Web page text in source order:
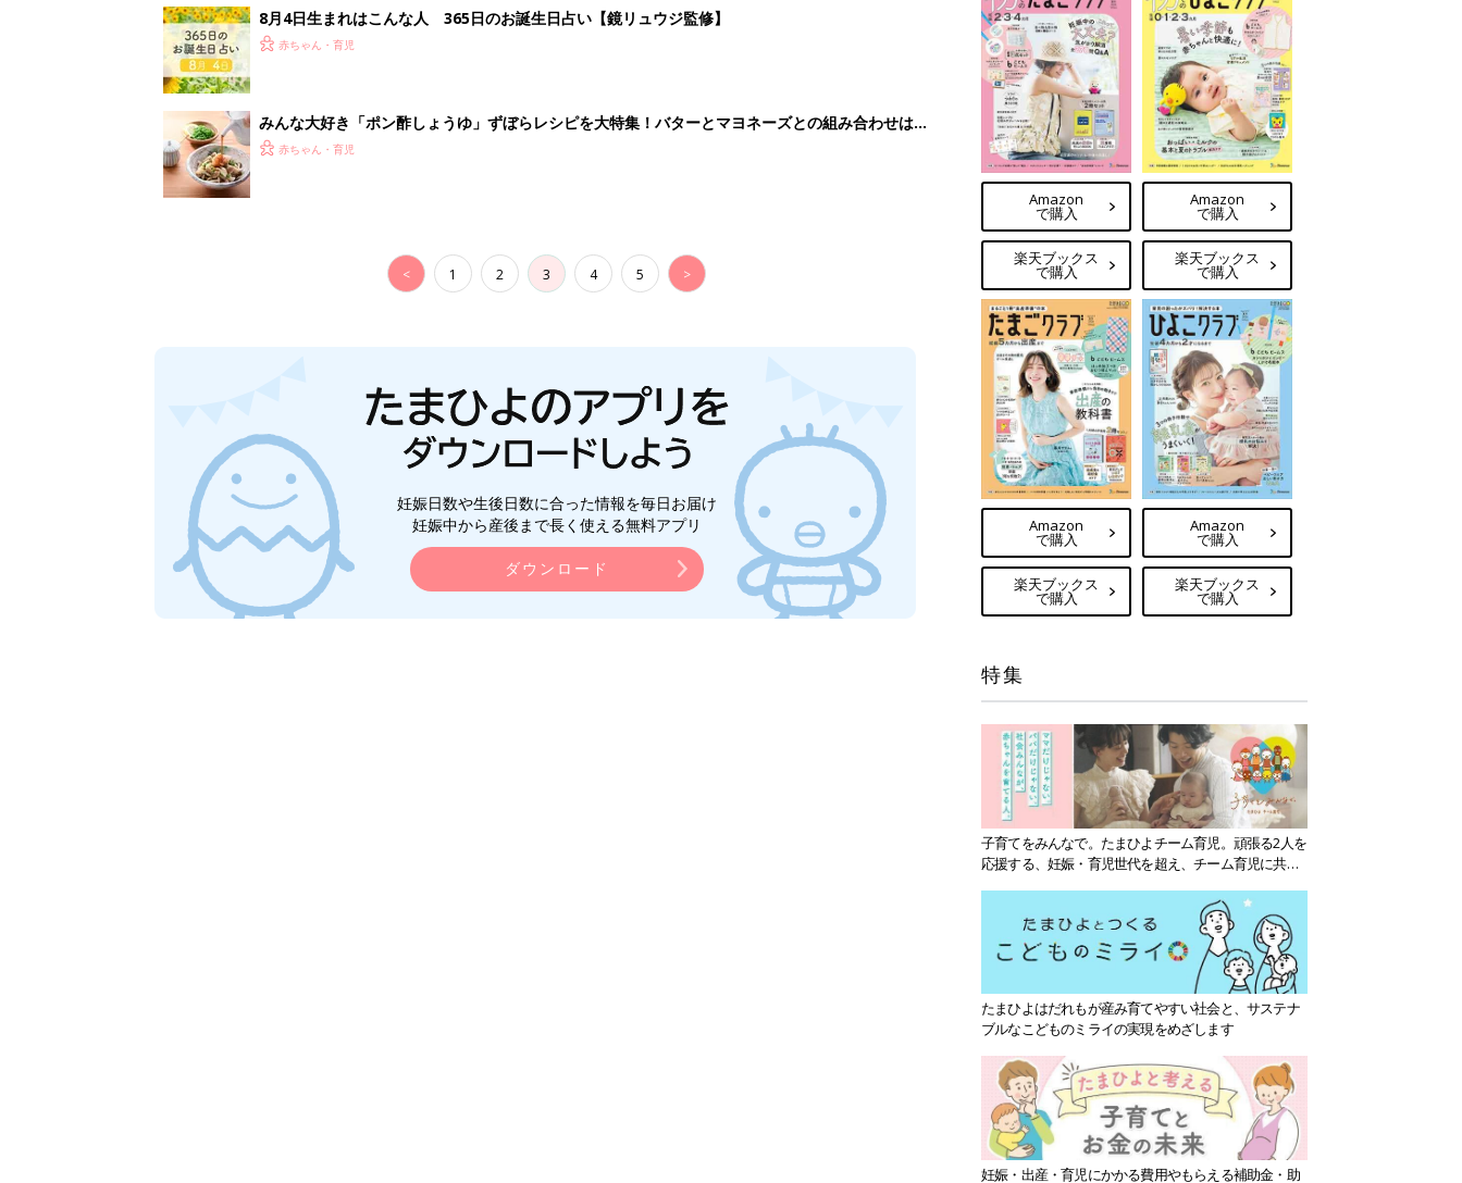
8月4日生まれはこんな人 365日のお誕生日占い【鏡リュウジ監修】
赤ちゃん・育児
みんな大好き「ポン酢しょうゆ」ずぼらレシピを大特集！バターとマヨネーズとの組み合わせは栄
養学的にも最高⁉
赤ちゃん・育児
< 1 2 3 4 5 >
妊娠日数や生後日数に合った情報を毎日お届け
妊娠中から産後まで長く使える無料アプリ
ダウンロード
Amazon
で購入
楽天ブックス
で購入
Amazon
で購入
楽天ブックス
で購入
Amazon
で購入
楽天ブックス
で購入
Amazon
で購入
楽天ブックス
で購入
特集
子育てをみんなで。たまひよチーム育児。頑張る2人を
応援する、妊娠・育児世代を超え、チーム育児に共感
たまひよはだれもが産み育てやすい社会と、サステナ
ブルなこどものミライの実現をめざします
妊娠・出産・育児にかかる費用やもらえる補助金・助